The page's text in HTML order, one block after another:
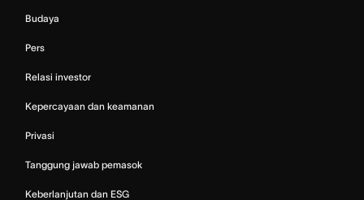
Budaya
Pers
Relasi investor
Kepercayaan dan keamanan
Privasi
Tanggung jawab pemasok
Keberlanjutan dan ESG